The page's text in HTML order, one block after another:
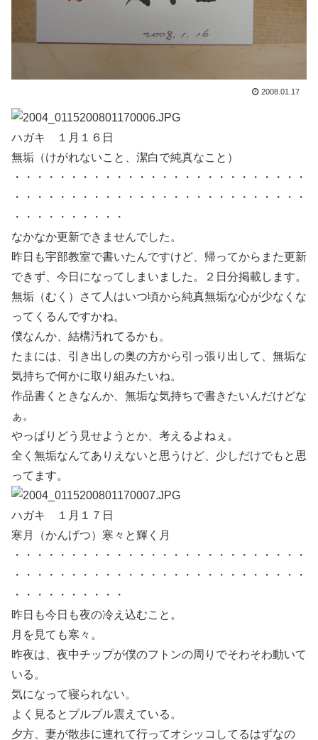
2008.01.17
ハガキ １月１６日
無垢（けがれないこと、潔白で純真なこと）
・・・・・・・・・・・・・・・・・・・・・・・・・・
・・・・・・・・・・・・・・・・・・・・・・・・・・
・・・・・・・・・・
なかなか更新できませんでした。
昨日も宇部教室で書いたんですけど、帰ってからまた更新
できず、今日になってしまいました。２日分掲載します。
無垢（むく）さて人はいつ頃から純真無垢な心が少なくな
ってくるんですかね。
僕なんか、結構汚れてるかも。
たまには、引き出しの奥の方から引っ張り出して、無垢な
気持ちで何かに取り組みたいね。
作品書くときなんか、無垢な気持ちで書きたいんだけどな
ぁ。
やっぱりどう見せようとか、考えるよねぇ。
全く無垢なんてありえないと思うけど、少しだけでもと思
ってます。
ハガキ １月１７日
寒月（かんげつ）寒々と輝く月
・・・・・・・・・・・・・・・・・・・・・・・・・・
・・・・・・・・・・・・・・・・・・・・・・・・・・
・・・・・・・・・・
昨日も今日も夜の冷え込むこと。
月を見ても寒々。
昨夜は、夜中チップが僕のフトンの周りでそわそわ動いて
いる。
気になって寝られない。
よく見るとプルプル震えている。
夕方、妻が散歩に連れて行ってオシッコしてるはずなの